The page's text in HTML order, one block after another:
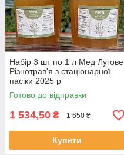
Набір 3 шт по 1 л Мед Лугове
Різнотрав'я з стаціонарної
пасіки 2025 р
Готово до відправки
1 534,50 ₴ 1 650 ₴
Купити